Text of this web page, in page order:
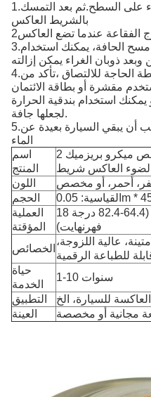
1.أولاً، يجب أن رش القليل من الماء على السطح.ثم بعد التمسك
بالشريط العاكس
الفقاعة عندما تضع العاكس
3.إذا كان الجو بارد جداً ولا يمكنك مسح الحافة، يمكنك استخدام
ذوبان الغراء يمكن إزالته
4.للتصاق الشريط العاكس على نقطة الحاجة للالتصاق ،تأكد من
مقشرة أو بطاقة الائتمان
استخدام بندقية الحرارة
لجعلها جافة.
5.بعد إلتصاق الشريط العاكس يجب أن يبقي السيارة بعيدة عن
الماء
اسم
المنتج
مصنع مخصص ميكرو بريزميك 2"X160ft ECE شريط
العاكس شريط
اللون
أحمر، أو مخصص
الحجم
العملية
المؤقتة
18 درجة مئوية 28 درجة مئوية (64.4-82.4 درجة
فهرنهايت)
الخصائص
عالية اللزوجة،
للطباعة الرقمية
حياة
الخدمة
1-10 سنوات
التطبيق
للسيارة، الخ
العينة
مجانية أو مخصصة